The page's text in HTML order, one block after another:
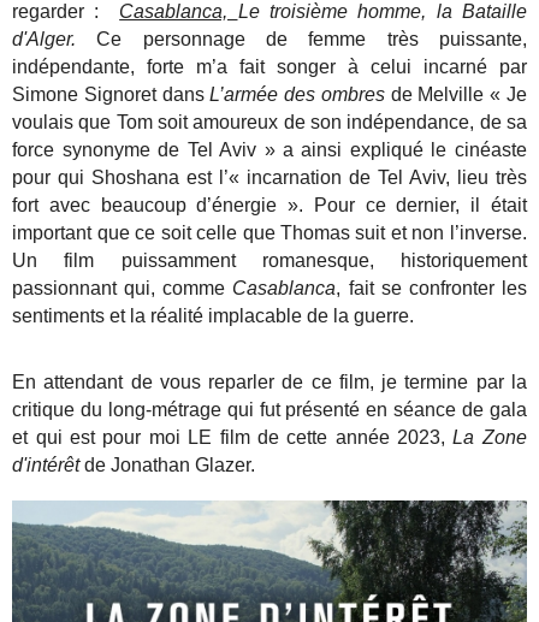
regarder : Casablanca, Le troisième homme, la Bataille
d'Alger.Ce personnage de femme très puissante,
indépendante, forte m’a fait songer à celui incarné par
Simone Signoret dansL’armée des ombres de Melville « Je
voulais que Tom soit amoureux de son indépendance, de sa
force synonyme de Tel Aviv » a ainsi expliqué le cinéaste
pour qui Shoshana est l’« incarnation de Tel Aviv, lieu très
fort avec beaucoup d’énergie ». Pour ce dernier, il était
important que ce soit celle que Thomas suit et non l’inverse.
Un film puissamment romanesque, historiquement
passionnant qui, comme Casablanca, fait se confronter les
sentiments et la réalité implacable de la guerre.
En attendant de vous reparler de ce film, je termine par la
critique du long-métrage qui fut présenté en séance de gala
et qui est pour moi LE film de cette année 2023,La Zone
d'intérêtde Jonathan Glazer.